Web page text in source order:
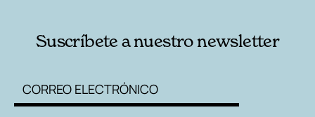
Suscríbete a nuestro newsletter